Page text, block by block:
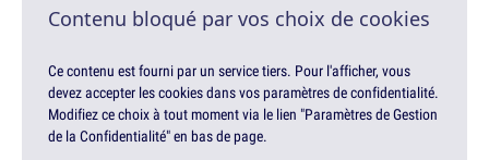
Contenu bloqué par vos choix de cookies
Ce contenu est fourni par un service tiers. Pour l'afficher, vous
devez accepter les cookies dans vos paramètres de confidentialité.
Modifiez ce choix à tout moment via le lien "Paramètres de Gestion
de la Confidentialité" en bas de page.